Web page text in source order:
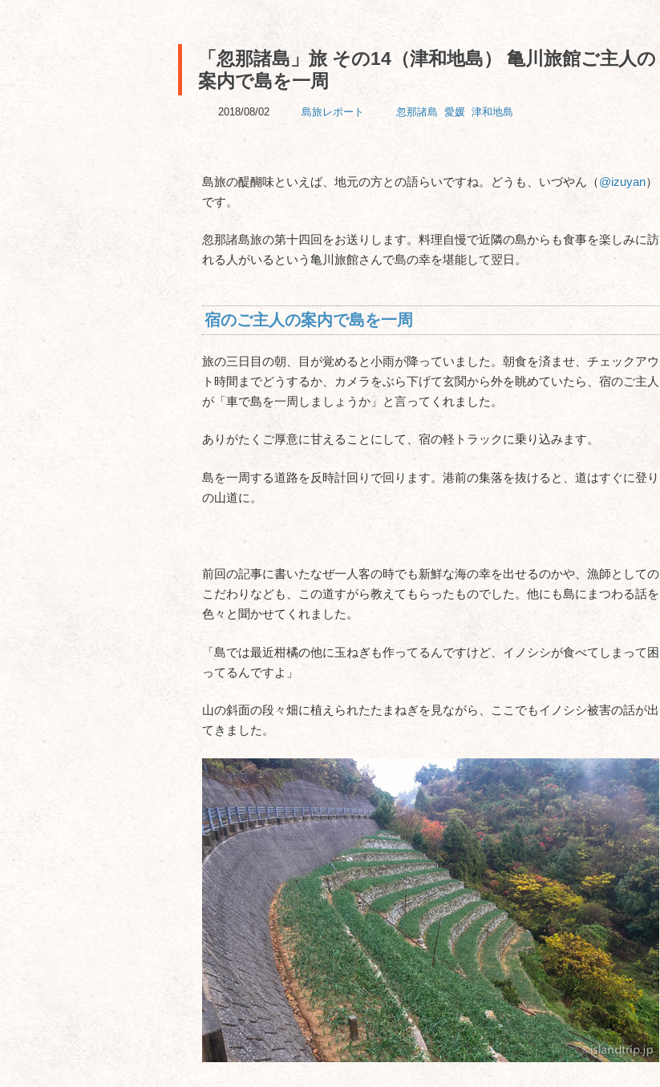
「忽那諸島」旅 その14（津和地島） 亀川旅館ご主人の
案内で島を一周
2018/08/02 島旅レポート 忽那諸島 愛媛 津和地島
島旅の醍醐味といえば、地元の方との語らいですね。どうも、いづやん（@izuyan）
です。
忽那諸島旅の第十四回をお送りします。料理自慢で近隣の島からも食事を楽しみに訪
れる人がいるという亀川旅館さんで島の幸を堪能して翌日。
宿のご主人の案内で島を一周
旅の三日目の朝、目が覚めると小雨が降っていました。朝食を済ませ、チェックアウ
ト時間までどうするか、カメラをぶら下げて玄関から外を眺めていたら、宿のご主人
が「車で島を一周しましょうか」と言ってくれました。
ありがたくご厚意に甘えることにして、宿の軽トラックに乗り込みます。
島を一周する道路を反時計回りで回ります。港前の集落を抜けると、道はすぐに登り
の山道に。
前回の記事に書いたなぜ一人客の時でも新鮮な海の幸を出せるのかや、漁師としての
こだわりなども、この道すがら教えてもらったものでした。他にも島にまつわる話を
色々と聞かせてくれました。
「島では最近柑橘の他に玉ねぎも作ってるんですけど、イノシシが食べてしまって困
ってるんですよ」
山の斜面の段々畑に植えられたたまねぎを見ながら、ここでもイノシシ被害の話が出
てきました。